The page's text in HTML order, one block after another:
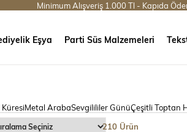
Minimum Alışveriş 1.000 Tl - Kapıda
Eşya Parti Süs Malzemeleri
Metal ArabaSevgilililer GünüÇeşitli Toptan
210 Ürün